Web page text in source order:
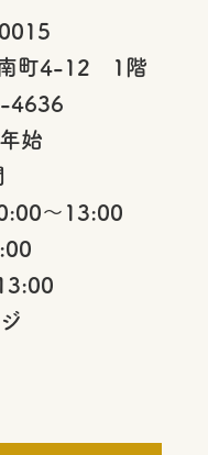
南町4-12 1階
4636
始
～13:00